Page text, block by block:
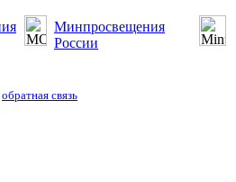
Минпросвещения
России
обратная связь